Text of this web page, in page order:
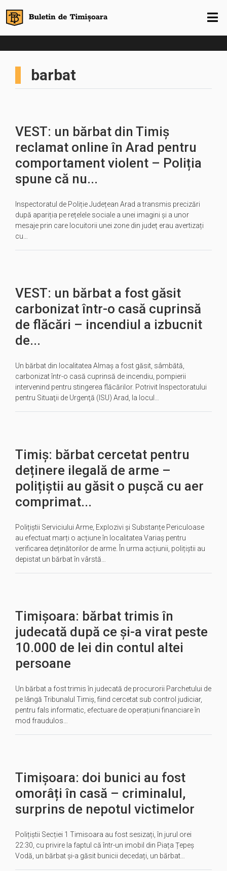
barbat
VEST: un bărbat din Timiș
reclamat online în Arad pentru
comportament violent – Poliția
spune că nu...
Inspectoratul de Poliție Județean Arad a transmis precizări
după apariția pe rețelele sociale a unei imagini și a unor
mesaje prin care locuitorii unei zone din județ erau avertizați
cu…
VEST: un bărbat a fost găsit
carbonizat într-o casă cuprinsă
de flăcări – incendiul a izbucnit
de...
Un bărbat din localitatea Almaş a fost găsit, sâmbătă,
carbonizat într-o casă cuprinsă de incendiu, pompierii
intervenind pentru stingerea flăcărilor. Potrivit Inspectoratului
pentru Situaţii de Urgenţă (ISU) Arad, la locul…
Timiș: bărbat cercetat pentru
deținere ilegală de arme –
polițiștii au găsit o pușcă cu aer
comprimat...
Polițiștii Serviciului Arme, Explozivi și Substanțe Periculoase
au efectuat marți o acțiune în localitatea Variaș pentru
verificarea deținătorilor de arme. În urma acțiunii, polițiștii au
depistat un bărbat în vârstă…
Timișoara: bărbat trimis în
judecată după ce și-a virat peste
10.000 de lei din contul altei
persoane
Un bărbat a fost trimis în judecată de procurorii Parchetului de
pe lângă Tribunalul Timiș, fiind cercetat sub control judiciar,
pentru fals informatic, efectuare de operațiuni financiare în
mod fraudulos…
Timișoara: doi bunici au fost
omorâți în casă – criminalul,
surprins de nepotul victimelor
Polițiștii Secției 1 Timisoara au fost sesizați, în jurul orei
22:30, cu privire la faptul că într-un imobil din Piața Țepeș
Vodă, un bărbat și-a găsit bunicii decedați, un bărbat…